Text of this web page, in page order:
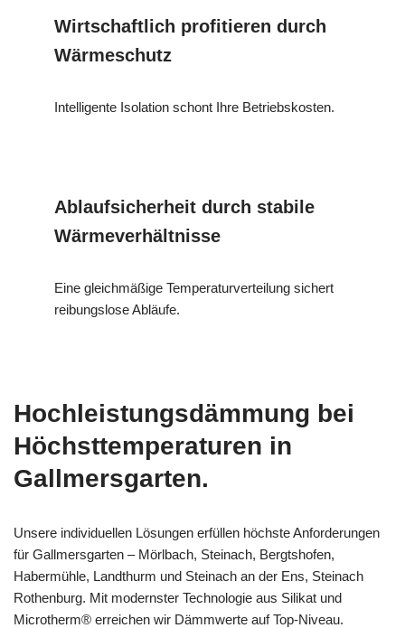
Wirtschaftlich profitieren durch
Wärmeschutz
Intelligente Isolation schont Ihre Betriebskosten.
Ablaufsicherheit durch stabile
Wärmeverhältnisse
Eine gleichmäßige Temperaturverteilung sichert
reibungslose Abläufe.
Hochleistungsdämmung bei
Höchsttemperaturen in
Gallmersgarten.
Unsere individuellen Lösungen erfüllen höchste Anforderungen
für Gallmersgarten – Mörlbach, Steinach, Bergtshofen,
Habermühle, Landthurm und Steinach an der Ens, Steinach
Rothenburg. Mit modernster Technologie aus Silikat und
Microtherm® erreichen wir Dämmwerte auf Top-Niveau.